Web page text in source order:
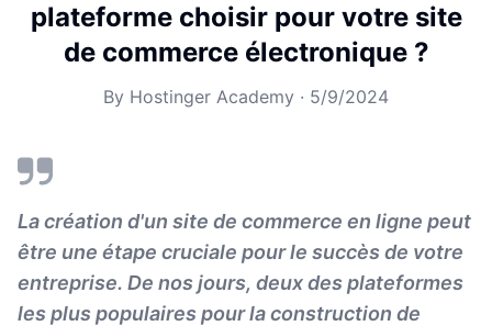
plateforme choisir pour votre site
de commerce électronique ?
By Hostinger Academy · 5/9/2024
La création d'un site de commerce en ligne peut
être une étape cruciale pour le succès de votre
entreprise. De nos jours, deux des plateformes
les plus populaires pour la construction de